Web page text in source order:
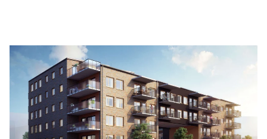
Brf Landgången i
Halmstad -
referensprojekt